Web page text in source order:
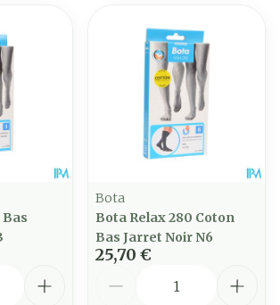
Bota
Bota Relax 280 Coton
Bas Jarret Noir N6
25,70 €